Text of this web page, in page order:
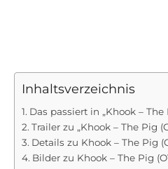
Inhaltsverzeichnis
Das passiert in „Khook – The
Trailer zu „Khook – The Pig
Details zu Khook – The Pig
Bilder zu Khook – The Pig